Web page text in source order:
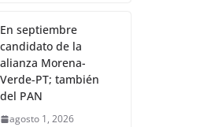
En septiembre
candidato de la
alianza Morena-
Verde-PT; también
del PAN
agosto 1, 2026